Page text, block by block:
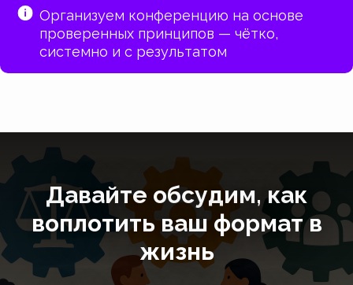
Организуем конференцию на основе
проверенных принципов — чётко,
системно и с результатом
Давайте обсудим, как
воплотить ваш формат в
жизнь